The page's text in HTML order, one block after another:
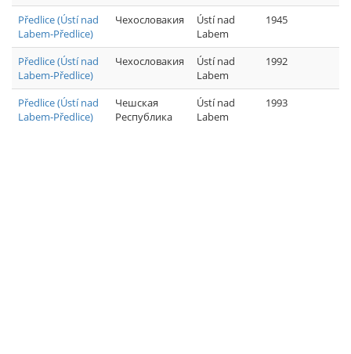
Předlice (Ústí nad
Labem-Předlice)
Чехословакия
Ústí nad
Labem
1945
Předlice (Ústí nad
Labem-Předlice)
Чехословакия
Ústí nad
Labem
1992
Předlice (Ústí nad
Labem-Předlice)
Чешская
Республика
Ústí nad
Labem
1993